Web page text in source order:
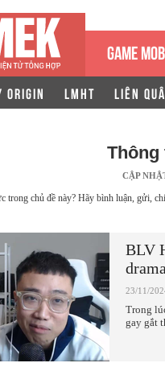
GAME
ORIGIN LMHT LIÊN
CẬP
trong chủ đề này? Hãy bình luận, gửi,
BLV
23/11/
Trong
gay gắt